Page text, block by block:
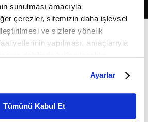
sunulması amacıyla
çerezler, sitemizin daha işlevsel
ve sizlere yönelik
yapılması, amaçlarıyla
ilişkin detaylı bilgi için
Çerez Bilgilendirme
Korunması Kanunu uyarınca
Ayarlar
Tümünü Kabul Et